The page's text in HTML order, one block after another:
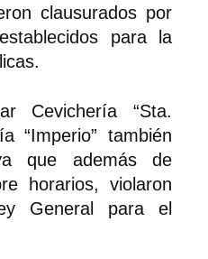
clausurados por
para la
Cevichería “Sta.
“Imperio” también
que además de
horarios, violaron
General para el